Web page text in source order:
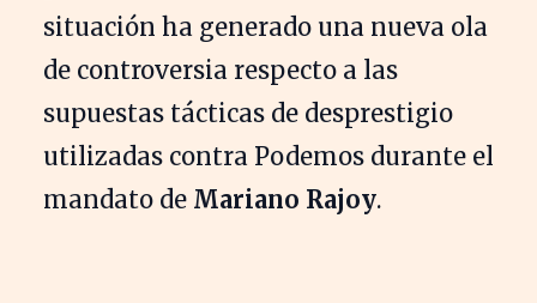
situación ha generado una nueva ola
de controversia respecto a las
supuestas tácticas de desprestigio
utilizadas contra Podemos durante el
mandato de Mariano Rajoy.